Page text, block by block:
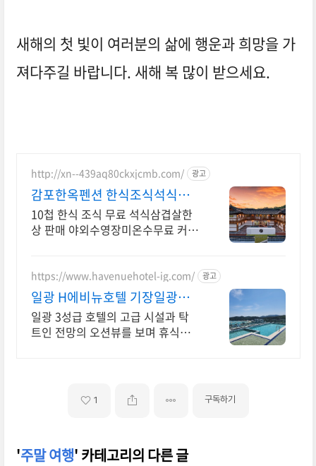
새해의 첫 빛이 여러분의 삶에 행운과 희망을 가
져다주길 바랍니다. 새해 복 많이 받으세요.
http://xn--439aq80ckxjcmb.com/ 광고
감포한옥펜션 한식조식석식펜
션 실내 석식 바베큐세트
10첩 한식 조식 무료 석식삼겹살한
상 판매 야외수영장미온수무료 커피
갖춘 감포한옥펜션 입니다.
https://www.havenuehotel-ig.com/ 광고
일광 H에비뉴호텔 기장일광점
루프탑 인피니티 풀(하절기)
일광 3성급 호텔의 고급 시설과 탁
트인 전망의 오션뷰를 보며 휴식을
1 구독하기
'주말 여행' 카테고리의 다른 글